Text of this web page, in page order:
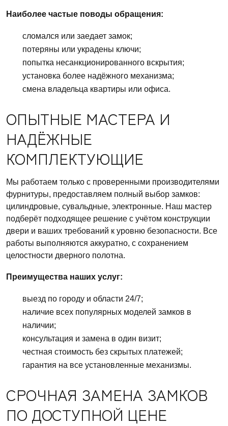
Наиболее частые поводы обращения:
сломался или заедает замок;
потеряны или украдены ключи;
попытка несанкционированного вскрытия;
установка более надёжного механизма;
смена владельца квартиры или офиса.
ОПЫТНЫЕ МАСТЕРА И
НАДЁЖНЫЕ
КОМПЛЕКТУЮЩИЕ
Мы работаем только с проверенными производителями
фурнитуры, предоставляем полный выбор замков:
цилиндровые, сувальдные, электронные. Наш мастер
подберёт подходящее решение с учётом конструкции
двери и ваших требований к уровню безопасности. Все
работы выполняются аккуратно, с сохранением
целостности дверного полотна.
Преимущества наших услуг:
выезд по городу и области 24/7;
наличие всех популярных моделей замков в
наличии;
консультация и замена в один визит;
честная стоимость без скрытых платежей;
гарантия на все установленные механизмы.
СРОЧНАЯ ЗАМЕНА ЗАМКОВ
ПО ДОСТУПНОЙ ЦЕНЕ